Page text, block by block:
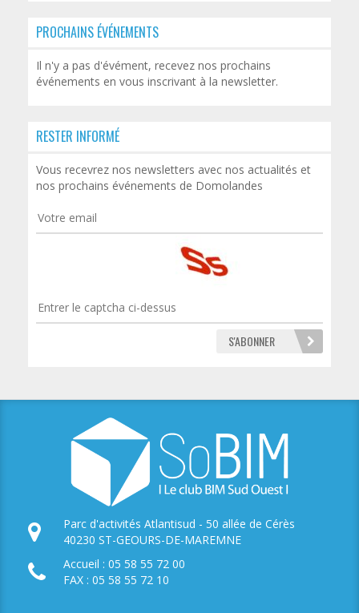
PROCHAINS ÉVÉNEMENTS
Il n'y a pas d'évément, recevez nos prochains
événements en vous inscrivant à la newsletter.
RESTER INFORMÉ
Vous recevrez nos newsletters avec nos actualités et
nos prochains événements de Domolandes
Parc d'activités Atlantisud - 50 allée de Cérès
40230 ST-GEOURS-DE-MAREMNE
Accueil : 05 58 55 72 00
FAX : 05 58 55 72 10